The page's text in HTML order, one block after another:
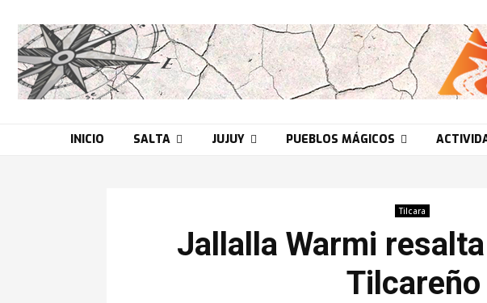
INICIO SALTA JUJUY PUEBLOS MÁGICOS
Tilcara
Jallalla Warmi
Tilcareño